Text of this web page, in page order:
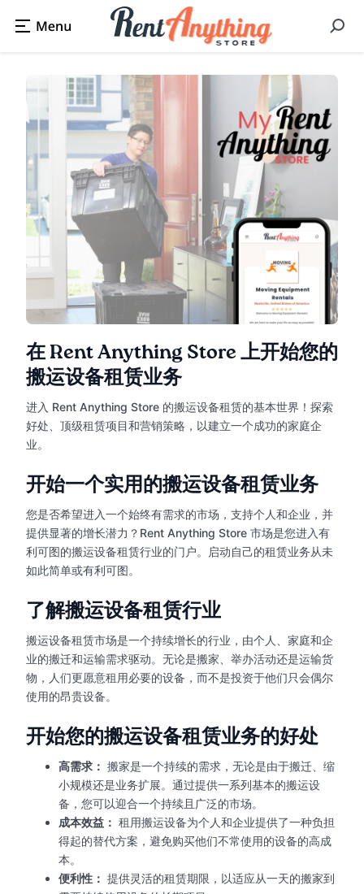
在 Rent Anything Store 上开始您的
搬运设备租赁业务
进入 Rent Anything Store 的搬运设备租赁的基本世界！探索
好处、顶级租赁项目和营销策略，以建立一个成功的家庭企
业。
开始一个实用的搬运设备租赁业务
您是否希望进入一个始终有需求的市场，支持个人和企业，并
提供显著的增长潜力？Rent Anything Store 市场是您进入有
利可图的搬运设备租赁行业的门户。启动自己的租赁业务从未
如此简单或有利可图。
了解搬运设备租赁行业
搬运设备租赁市场是一个持续增长的行业，由个人、家庭和企
业的搬迁和运输需求驱动。无论是搬家、举办活动还是运输货
物，人们更愿意租用必要的设备，而不是投资于他们只会偶尔
使用的昂贵设备。
开始您的搬运设备租赁业务的好处
高需求： 搬家是一个持续的需求，无论是由于搬迁、缩
小规模还是业务扩展。通过提供一系列基本的搬运设
备，您可以迎合一个持续且广泛的市场。
成本效益： 租用搬运设备为个人和企业提供了一种负担
得起的替代方案，避免购买他们不常使用的设备的高成
本。
便利性： 提供灵活的租赁期限，以适应从一天的搬家到